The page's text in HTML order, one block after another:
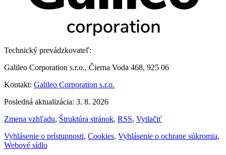
Technický prevádzkovateľ:
Galileo Corporation s.r.o., Čierna Voda 468, 925 06
Kontakt: Galileo Corporation s.r.o.
Posledná aktualizácia: 3. 8. 2026
Zmena vzhľadu, Štruktúra stránok, RSS, Vytlačiť
Vyhlásenie o prístupnosti, Cookies, Vyhlásenie o ochrane súkromia,
Webové sídlo